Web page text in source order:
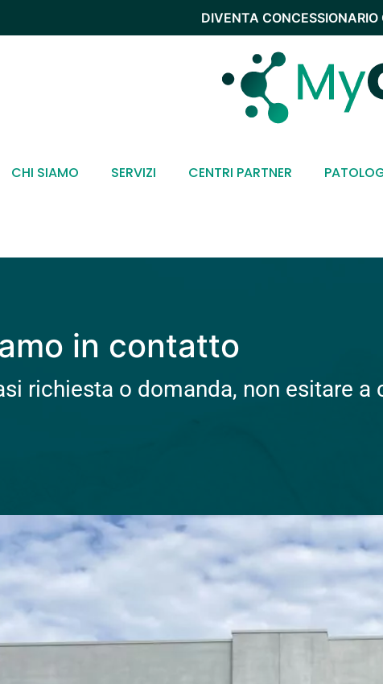
DIVENTA CONCESSIONARIO
CHI SIAMO SERVIZI CENTRI PARTNER
in contatto
richiesta o domanda, non esitare a